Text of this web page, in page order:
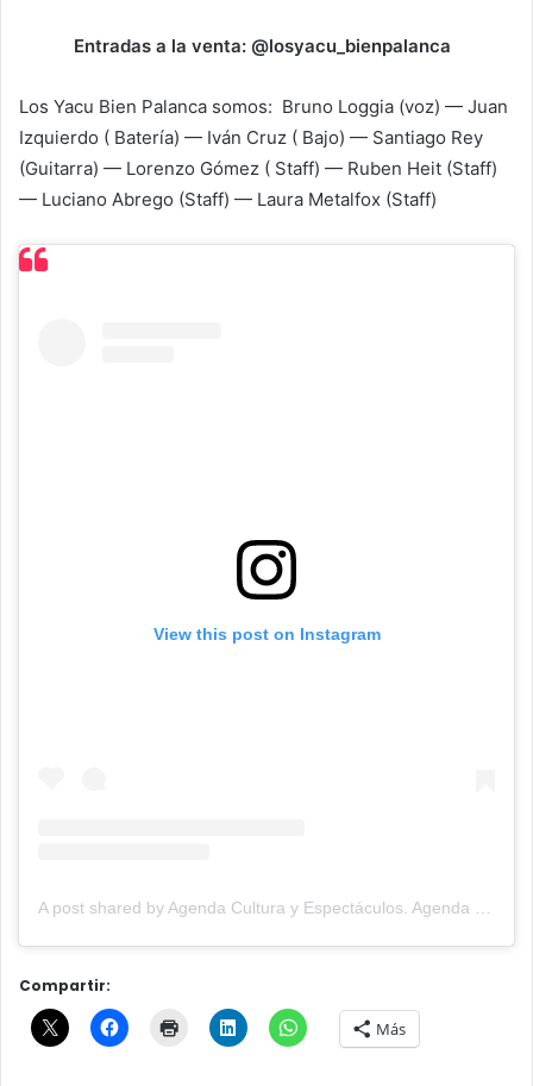
Entradas a la venta: @losyacu_bienpalanca
Los Yacu Bien Palanca somos: Bruno Loggia (voz) — Juan
Izquierdo ( Batería) — Iván Cruz ( Bajo) — Santiago Rey
(Guitarra) — Lorenzo Gómez ( Staff) — Ruben Heit (Staff)
— Luciano Abrego (Staff) — Laura Metalfox (Staff)
View this post on Instagram
A post shared by Agenda Cultura y Espectáculos. Agenda Cultural Tandil. (@agendacye)
Compartir:
Más